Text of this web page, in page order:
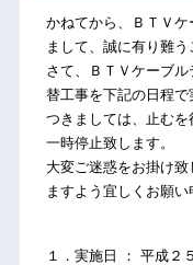
かねてから、ＢＴＶ
まして、誠に有り難う
さて、ＢＴＶケーブ
替工事を下記の日程で
つきましては、止む
一時停止致します。
大変ご迷惑をお掛け
ますよう宜しくお願い
１．実施日 ： 平成２